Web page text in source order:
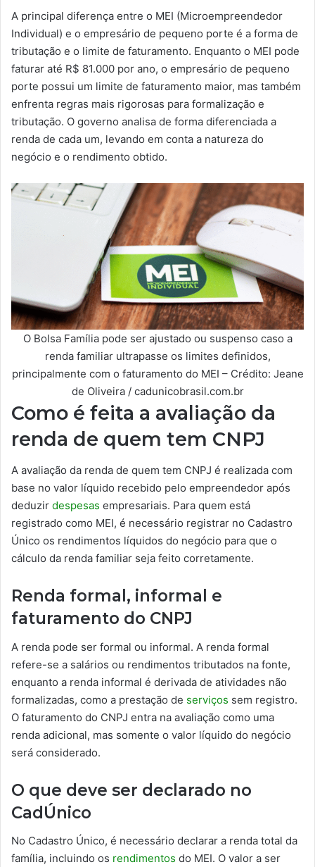
A principal diferença entre o MEI (Microempreendedor
Individual) e o empresário de pequeno porte é a forma de
tributação e o limite de faturamento. Enquanto o MEI pode
faturar até R$ 81.000 por ano, o empresário de pequeno
porte possui um limite de faturamento maior, mas também
enfrenta regras mais rigorosas para formalização e
tributação. O governo analisa de forma diferenciada a
renda de cada um, levando em conta a natureza do
negócio e o rendimento obtido.
O Bolsa Família pode ser ajustado ou suspenso caso a
renda familiar ultrapasse os limites definidos,
principalmente com o faturamento do MEI – Crédito: Jeane
de Oliveira / cadunicobrasil.com.br
Como é feita a avaliação da
renda de quem tem CNPJ
A avaliação da renda de quem tem CNPJ é realizada com
base no valor líquido recebido pelo empreendedor após
deduzir despesas empresariais. Para quem está
registrado como MEI, é necessário registrar no Cadastro
Único os rendimentos líquidos do negócio para que o
cálculo da renda familiar seja feito corretamente.
Renda formal, informal e
faturamento do CNPJ
A renda pode ser formal ou informal. A renda formal
refere-se a salários ou rendimentos tributados na fonte,
enquanto a renda informal é derivada de atividades não
formalizadas, como a prestação de serviços sem registro.
O faturamento do CNPJ entra na avaliação como uma
renda adicional, mas somente o valor líquido do negócio
será considerado.
O que deve ser declarado no
CadÚnico
No Cadastro Único, é necessário declarar a renda total da
família, incluindo os rendimentos do MEI. O valor a ser